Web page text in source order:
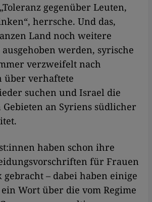
gegenüber Leuten,
herrsche. Und das,
Land noch weitere
werden, syrische
verzweifelt nach
verhaftete
suchen und Israel die
Gebieten an Syriens südlicher
haben schon ihre
für Frauen
– dabei haben einige
Wort über die vom Regime